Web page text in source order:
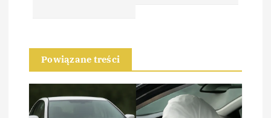
a
c
Powiązane treści